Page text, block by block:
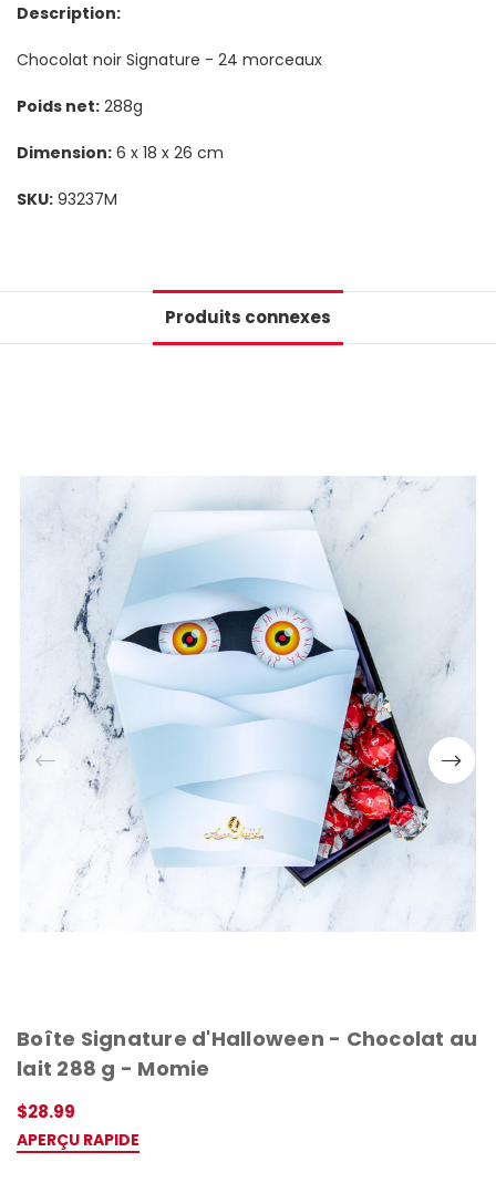
Description:
Chocolat noir Signature - 24 morceaux
Poids net: 288g
Dimension: 6 x 18 x 26 cm
SKU: 93237M
Produits connexes
Boîte Signature d'Halloween - Chocolat au
lait 288 g - Momie
$28.99
APERÇU RAPIDE